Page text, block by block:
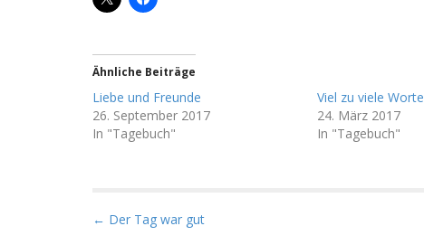
Ähnliche Beiträge
Liebe und Freunde
26. September 2017
In "Tagebuch"
Viel zu viele Worte
24. März 2017
In "Tagebuch"
P
← Der Tag war gut